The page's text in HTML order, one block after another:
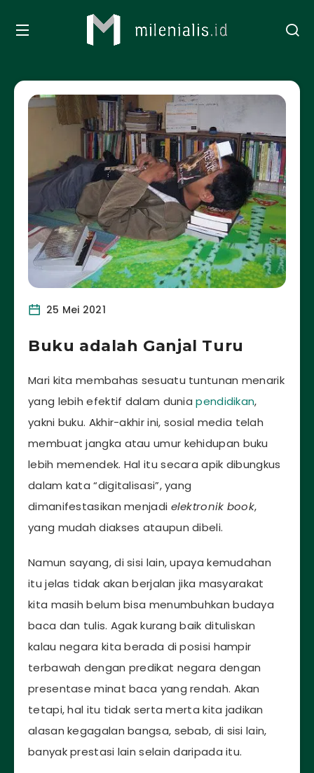
25 Mei 2021
Buku adalah Ganjal Turu
Mari kita membahas sesuatu tuntunan menarik
yang lebih efektif dalam duniapendidikan,
yakni buku. Akhir-akhir ini, sosial media telah
membuat jangka atau umur kehidupan buku
lebih memendek. Hal itu secara apik dibungkus
dalam kata “digitalisasi”, yang
dimanifestasikan menjadi elektronik book,
yang mudah diakses ataupun dibeli.
Namun sayang, di sisi lain, upaya kemudahan
itu jelas tidak akan berjalan jika masyarakat
kita masih belum bisa menumbuhkan budaya
baca dan tulis. Agak kurang baik dituliskan
kalau negara kita berada di posisi hampir
terbawah dengan predikat negara dengan
presentase minat baca yang rendah. Akan
tetapi, hal itu tidak serta merta kita jadikan
alasan kegagalan bangsa, sebab, di sisi lain,
banyak prestasi lain selain daripada itu.